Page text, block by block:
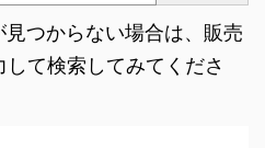
つからない場合は、販売
て検索してみてくださ